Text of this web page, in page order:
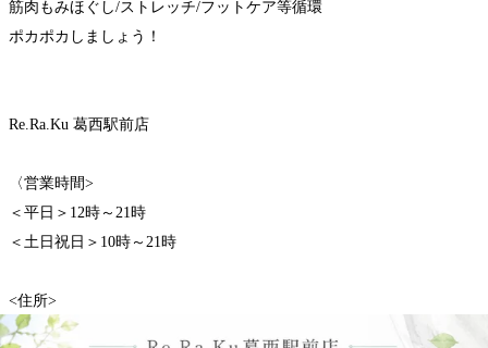
筋肉もみほぐし/ストレッチ/フットケア等循環
ポカポカしましょう！
Re.Ra.Ku 葛西駅前店
〈営業時間>
＜平日＞12時～21時
＜土日祝日＞10時～21時
<住所>
東京都江戸川区中葛西５－４２－３ソレイユプラザ２F